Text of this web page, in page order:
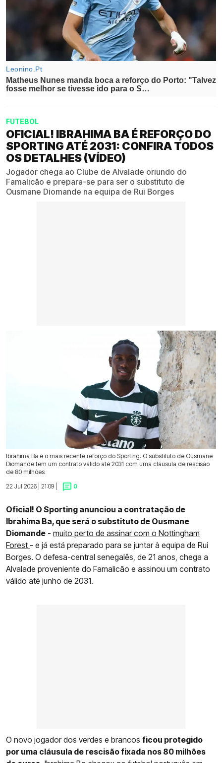
FUTEBOL
OFICIAL! IBRAHIMA BA É REFORÇO DO
SPORTING ATÉ 2031: CONFIRA TODOS
OS DETALHES (VÍDEO)
Jogador chega ao Clube de Alvalade oriundo do
Famalicão e prepara-se para ser o substituto de
Ousmane Diomande na equipa de Rui Borges
Ibrahima Ba é o mais recente reforço do Sporting. O substituto de Ousmane
Diomande tem um contrato válido até 2031 com uma cláusula de rescisão
de 80 milhões
22 Jul 2026 | 21:09 |
0
Oficial! O Sporting anunciou a contratação de
Ibrahima Ba, que será o substituto de Ousmane
Diomande - muito perto de assinar com o Nottingham
Forest - e já está preparado para se juntar à equipa de Rui
Borges. O defesa-central senegalês, de 21 anos, chega a
Alvalade proveniente do Famalicão e assinou um contrato
válido até junho de 2031.
O novo jogador dos verdes e brancos ficou protegido
por uma cláusula de rescisão fixada nos 80 milhões